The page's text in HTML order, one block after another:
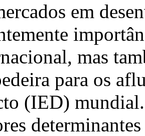
em
mas
para os
(IED)